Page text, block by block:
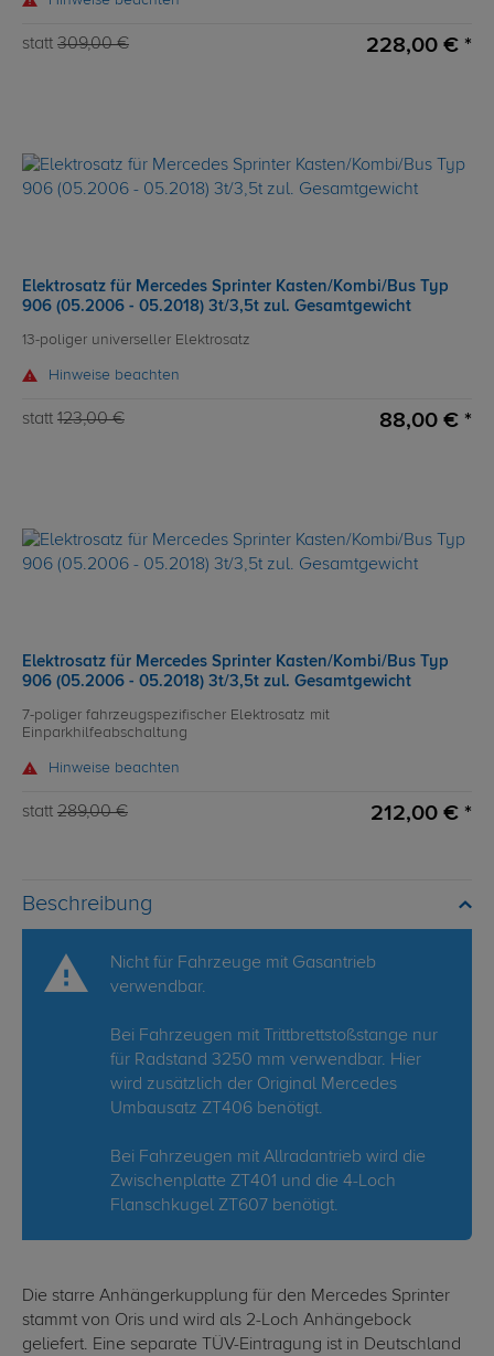
statt 309,00 € 228,00 € *
Elektrosatz für Mercedes Sprinter Kasten/Kombi/Bus Typ
906 (05.2006 - 05.2018) 3t/3,5t zul. Gesamtgewicht
13-poliger universeller Elektrosatz
Hinweise beachten
statt 123,00 € 88,00 € *
Elektrosatz für Mercedes Sprinter Kasten/Kombi/Bus Typ
906 (05.2006 - 05.2018) 3t/3,5t zul. Gesamtgewicht
7-poliger fahrzeugspezifischer Elektrosatz mit
Einparkhilfeabschaltung
Hinweise beachten
statt 289,00 € 212,00 € *
Beschreibung
Nicht für Fahrzeuge mit Gasantrieb
verwendbar.
Bei Fahrzeugen mit Trittbrettstoßstange nur
für Radstand 3250 mm verwendbar. Hier
wird zusätzlich der Original Mercedes
Umbausatz ZT406 benötigt.
Bei Fahrzeugen mit Allradantrieb wird die
Zwischenplatte ZT401 und die 4-Loch
Flanschkugel ZT607 benötigt.
Die starre Anhängerkupplung für den Mercedes Sprinter
stammt von Oris und wird als 2-Loch Anhängebock
geliefert. Eine separate TÜV-Eintragung ist in Deutschland